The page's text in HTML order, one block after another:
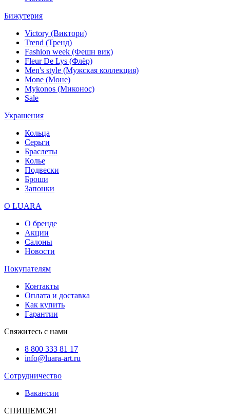
Бижутерия
Victory (Виктори)
Trend (Тренд)
Fashion week (Фешн вик)
Fleur De Lys (Флёр)
Men's style (Мужская коллекция)
Mone (Моне)
Mykonos (Миконос)
Sale
Украшения
Кольца
Серьги
Браслеты
Колье
Подвески
Броши
Запонки
О LUARA
О бренде
Акции
Салоны
Новости
Покупателям
Контакты
Оплата и доставка
Как купить
Гарантии
Свяжитесь с нами
8 800 333 81 17
info@luara-art.ru
Сотрудничество
Вакансии
СПИШЕМСЯ!